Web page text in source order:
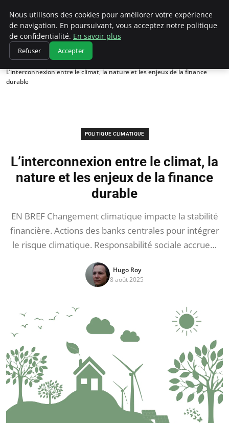
Climatedebtagents
Accueil
Politique climatique
L’interconnexion entre le climat, la nature et les enjeux de la finance
durable
POLITIQUE CLIMATIQUE
L’interconnexion entre le climat, la
nature et les enjeux de la finance
durable
EN BREF Changement climatique impacte la stabilité
financière. Actions des banks centrales pour intégrer
le risque climatique. Responsabilité sociale accrue…
Hugo Roy
8 août 2025
Nous utilisons des cookies pour améliorer votre expérience
de navigation. En poursuivant, vous acceptez notre politique
de confidentialité. En savoir plus
Refuser Accepter